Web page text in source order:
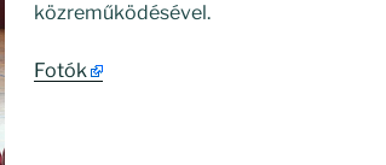
közreműködésével.
Fotók